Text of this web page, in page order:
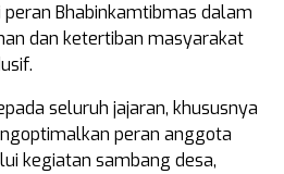
Bhabinkamtibmas dalam
dan ketertiban masyarakat
seluruh jajaran, khususnya
peran anggota
kegiatan sambang desa,